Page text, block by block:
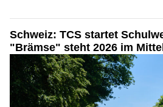
Schweiz: TCS startet
"Brämse" steht 2026 im